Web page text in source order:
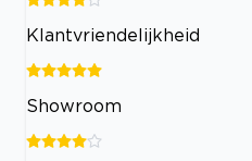
Klantvriendelijkheid
Showroom